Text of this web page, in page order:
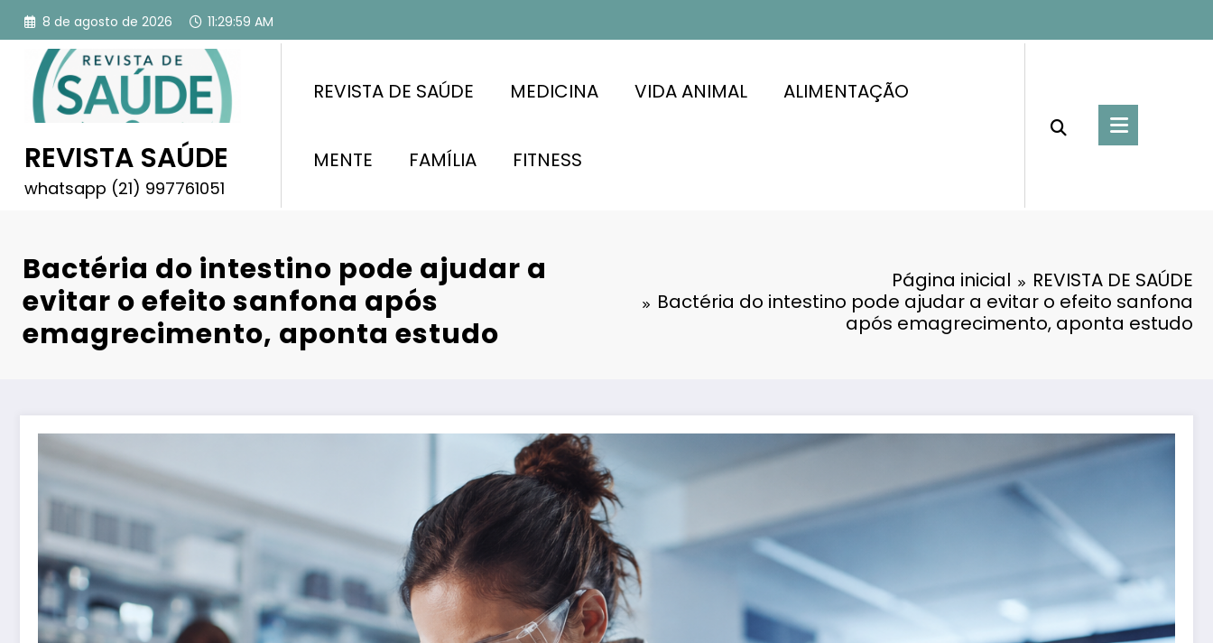
Pular
para
conteúdo
8 de agosto de 2026 11:30:00 AM
REVISTA SAÚDE
whatsapp (21) 997761051
REVISTA DE SAÚDE MEDICINA VIDA ANIMAL ALIMENTAÇÃO
MENTE FAMÍLIA FITNESS
Bactéria do intestino pode ajudar a
evitar o efeito sanfona após
emagrecimento, aponta estudo
Página inicial
REVISTA DE SAÚDE
Bactéria do intestino pode ajudar a evitar o efeito sanfona
após emagrecimento, aponta estudo